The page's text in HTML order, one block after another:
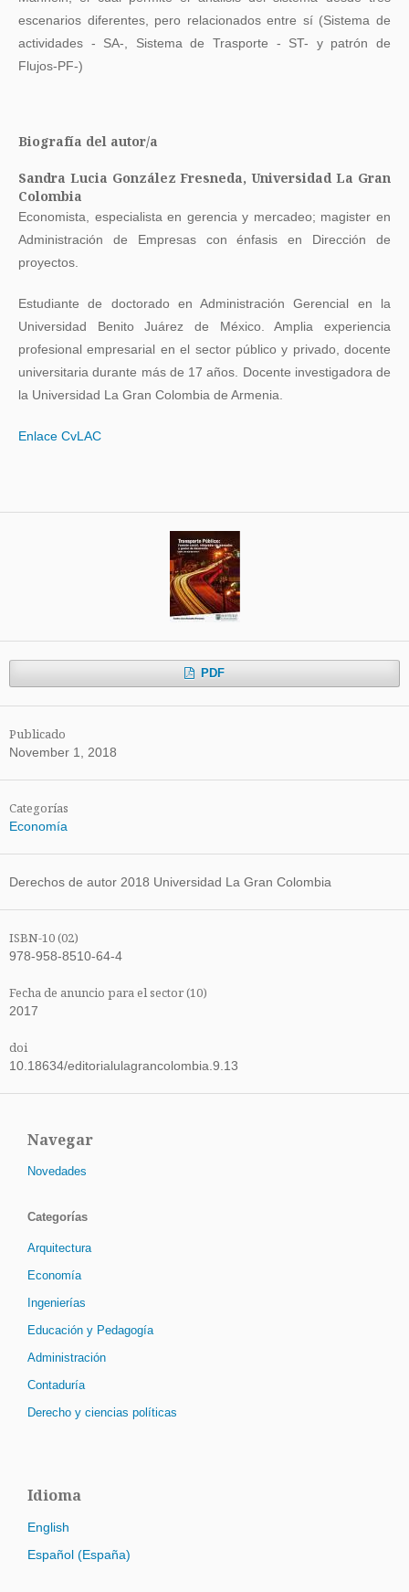
escenarios diferentes, pero relacionados entre sí (Sistema de
actividades - SA-, Sistema de Trasporte - ST- y patrón de
Flujos-PF-)
Biografía del autor/a
Sandra Lucia González Fresneda,Universidad La Gran
Colombia
Economista, especialista en gerencia y mercadeo; magister en
Administración de Empresas con énfasis en Dirección de
proyectos.
Estudiante de doctorado en Administración Gerencial en la
Universidad Benito Juárez de México. Amplia experiencia
profesional empresarial en el sector público y privado, docente
universitaria durante más de 17 años. Docente investigadora de
la Universidad La Gran Colombia de Armenia.
Enlace CvLAC
PDF
Publicado
November 1, 2018
Categorías
Economía
Derechos de autor 2018 Universidad La Gran Colombia
ISBN-10 (02)
978-958-8510-64-4
Fecha de anuncio para el sector (10)
2017
doi
10.18634/editorialulagrancolombia.9.13
Navegar
Novedades
Categorías
Arquitectura
Economía
Ingenierías
Educación y Pedagogía
Administración
Contaduría
Derecho y ciencias políticas
Idioma
English
Español (España)